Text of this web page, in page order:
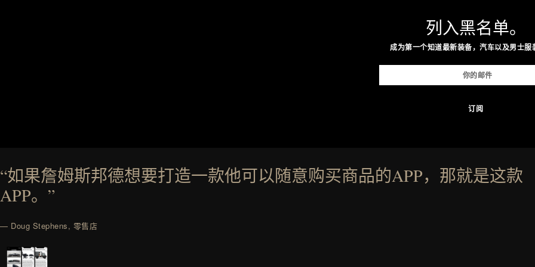
列入黑名单。
成为第一个知道最新装备，汽车以及男士服
“如果詹姆斯邦德想要打造一款他可以随意购买商品的APP，那就是这款
APP。”
— Doug Stephens, 零售店